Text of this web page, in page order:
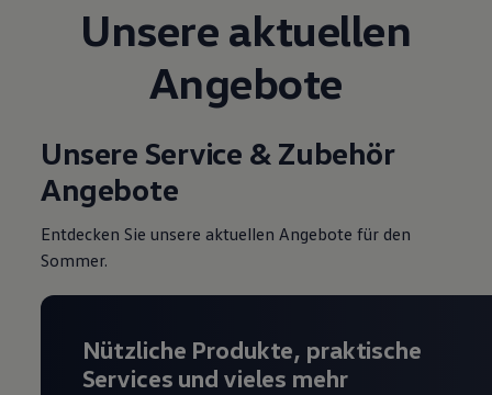
Pannen- und Unfallhilfe
Volkswagen Kundenbetreuung
Unsere aktuellen
Angebote
Unsere Service & Zubehör
Angebote
Entdecken Sie unsere aktuellen Angebote für den
Sommer.
Nützliche Produkte, praktische
Services und vieles mehr